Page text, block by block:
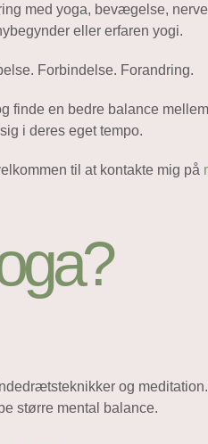
med yoga, bevægelse,
eller erfaren yogi.
Forbindelse. Forandring.
finde en bedre balance
i deres eget tempo.
til at kontakte mig på
og
større mental balance.